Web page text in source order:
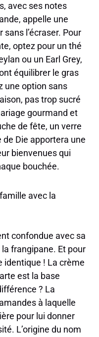
avec ses notes
appelle une
l’écraser. Pour
optez pour un thé
ou un Earl Grey,
équilibrer le gras
une option sans
pas trop sucré
gourmand et
de fête, un verre
Die apportera une
bienvenues qui
bouchée.
avec la
confondue avec sa
frangipane. Et pour
identique ! La crème
est la base
? La
à laquelle
pour lui donner
L’origine du nom